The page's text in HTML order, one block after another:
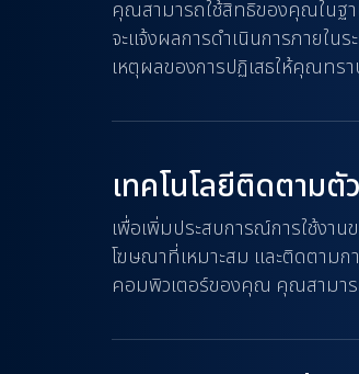
คุณสามารถใช้สิทธิของคุณในฐา
จะแจ้งผลการดำเนินการภายใน
เหตุผลของการปฏิเสธให้คุณทร
เทคโนโลยีติดตาม
เพื่อเพิ่มประสบการณ์การใช้งา
โฆษณาที่เหมาะสม และติดตามก
คอมพิวเตอร์ของคุณ คุณสามารถ